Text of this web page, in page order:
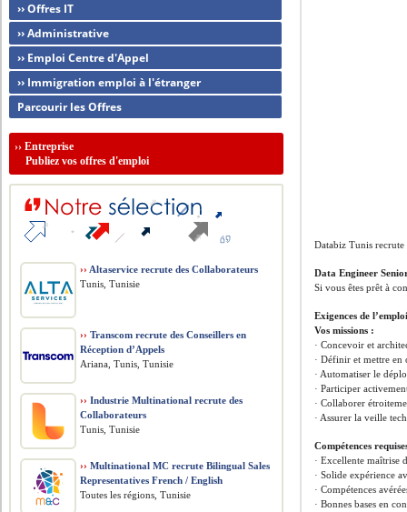
Databiz Tunis recrute
Data Engineer
Si vous êtes prêt à
Exigences de
Vos missions :
· Concevoir et
· Définir et mettre en
· Automatiser le
· Participer
· Collaborer
· Assurer la veille
Compétences
· Excellente maîtrise
· Solide expérience
· Compétences
· Bonnes bases en
›› Offres IT
›› Administrative
›› Emploi Centre d'Appel
›› Immigration emploi à l'étranger
Parcourir les Offres
››Entreprise
Publiez vos offres d'emploi
›› Altaservice recrute des Collaborateurs
Tunis, Tunisie
›› Transcom recrute des Conseillers en
Réception d’Appels
Ariana, Tunis, Tunisie
›› Industrie Multinational recrute des
Collaborateurs
Tunis, Tunisie
›› Multinational MC recrute Bilingual Sales
Representatives French / English
Toutes les régions, Tunisie